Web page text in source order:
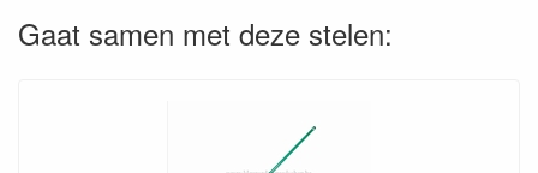
Gaat samen met deze stelen: